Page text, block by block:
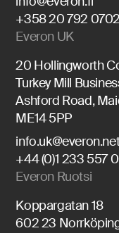
+358 20 792 0702
Everon UK
20 Hollingworth
Turkey Mill
Ashford Road,
ME14 5PP
+44 (0)1 233 557
Everon Ruotsi
Koppargatan 18
602 23